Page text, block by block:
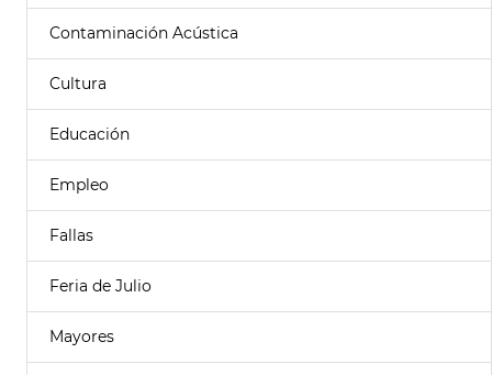
Contaminación Acústica
Cultura
Educación
Empleo
Fallas
Feria de Julio
Mayores